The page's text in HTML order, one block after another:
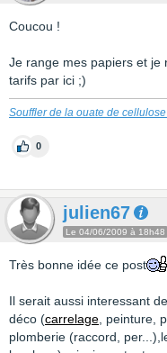
Coucou !
Je range mes papiers et je
tarifs par ici ;)
Souffler de la ouate de
0
julien67
Le 04/06/2009 à 18h48
Très bonne idée ce post
Il serait aussi interessant
déco (carrelage , peinture,
plomberie (raccord,